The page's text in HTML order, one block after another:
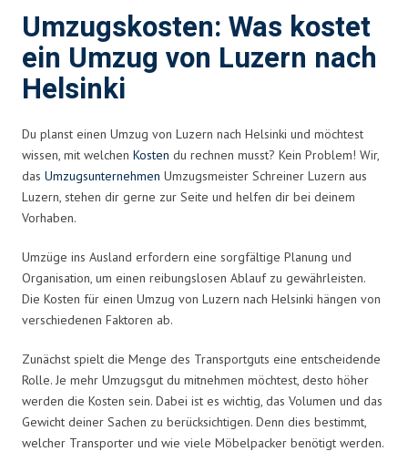
Umzugskosten: Was kostet
ein Umzug von Luzern nach
Helsinki
Du planst einen Umzug von Luzern nach Helsinki und möchtest
wissen, mit welchen Kosten du rechnen musst? Kein Problem! Wir,
das Umzugsunternehmen Umzugsmeister Schreiner Luzern aus
Luzern, stehen dir gerne zur Seite und helfen dir bei deinem
Vorhaben.
Umzüge ins Ausland erfordern eine sorgfältige Planung und
Organisation, um einen reibungslosen Ablauf zu gewährleisten.
Die Kosten für einen Umzug von Luzern nach Helsinki hängen von
verschiedenen Faktoren ab.
Zunächst spielt die Menge des Transportguts eine entscheidende
Rolle. Je mehr Umzugsgut du mitnehmen möchtest, desto höher
werden die Kosten sein. Dabei ist es wichtig, das Volumen und das
Gewicht deiner Sachen zu berücksichtigen. Denn dies bestimmt,
welcher Transporter und wie viele Möbelpacker benötigt werden.